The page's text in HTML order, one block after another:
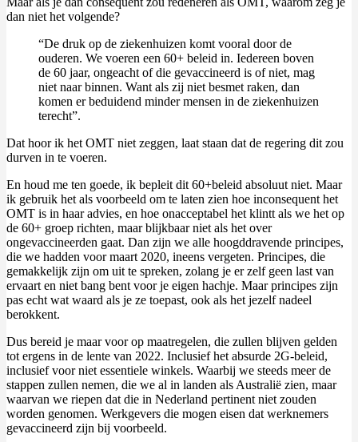
dan niet het volgende?
“De druk op de ziekenhuizen komt vooral door de
ouderen. We voeren een 60+ beleid in. Iedereen boven
de 60 jaar, ongeacht of die gevaccineerd is of niet, mag
niet naar binnen. Want als zij niet besmet raken, dan
komen er beduidend minder mensen in de ziekenhuizen
terecht”.
Dat hoor ik het OMT niet zeggen, laat staan dat de regering dit zou
durven in te voeren.
En houd me ten goede, ik bepleit dit 60+beleid absoluut niet. Maar
ik gebruik het als voorbeeld om te laten zien hoe inconsequent het
OMT is in haar advies, en hoe onacceptabel het klintt als we het op
de 60+ groep richten, maar blijkbaar niet als het over
ongevaccineerden gaat. Dan zijn we alle hoogddravende principes,
die we hadden voor maart 2020, ineens vergeten. Principes, die
gemakkelijk zijn om uit te spreken, zolang je er zelf geen last van
ervaart en niet bang bent voor je eigen hachje. Maar principes zijn
pas echt wat waard als je ze toepast, ook als het jezelf nadeel
berokkent.
Dus bereid je maar voor op maatregelen, die zullen blijven gelden
tot ergens in de lente van 2022. Inclusief het absurde 2G-beleid,
inclusief voor niet essentiele winkels. Waarbij we steeds meer de
stappen zullen nemen, die we al in landen als Australië zien, maar
waarvan we riepen dat die in Nederland pertinent niet zouden
worden genomen. Werkgevers die mogen eisen dat werknemers
gevaccineerd zijn bij voorbeeld.